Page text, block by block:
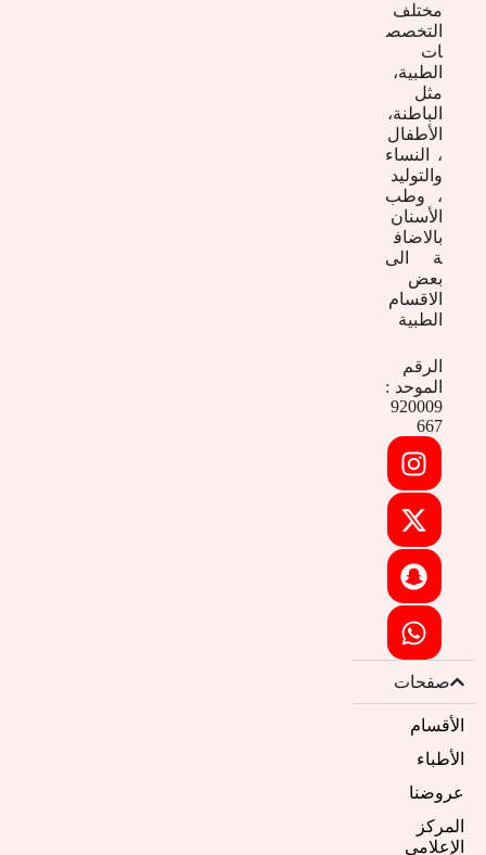
مختلف
التخصص
ات
الطبية،
مثل
الباطنة،
الأطفال
، النساء
والتوليد
، وطب
الأسنان
بالاضاف
ة الى
بعض
الاقسام
الطبية
الرقم
الموحد :
920009
667
صفحات
الأقسام
الأطباء
عروضنا
المركز
الإعلامي